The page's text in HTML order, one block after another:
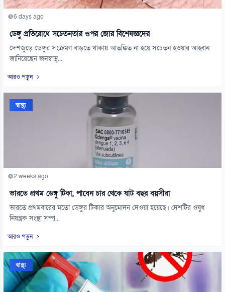
6 days ago
ডেঙ্গু প্রতিরোধে সচেতনতার ওপর জোর বিশেষজ্ঞদের
দেশজুড়ে ডেঙ্গুর সংক্রমণ বাড়তে থাকায় আতঙ্কিত না হয়ে সচেতন হওয়ার আহ্বান
জানিয়েছেন জনস্বাস্থ্...
আরও পড়ুন
স্বাস্থ্য
2 weeks ago
ভারতে প্রথম ডেঙ্গু টিকা, পাবেন চার থেকে ষাট বছর বয়সীরা
ভারতে প্রথমবারের মতো ডেঙ্গুর টিকার অনুমোদন দেওয়া হয়েছে। দেশটির ওষুধ
নিয়ন্ত্রক সংস্থা সম্প্...
আরও পড়ুন
স্বাস্থ্য